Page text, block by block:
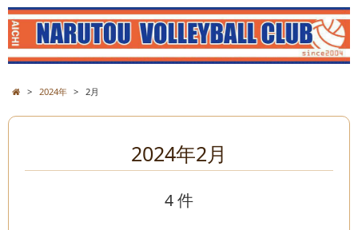
> 2024年 > 2月
2024年2月
4 件